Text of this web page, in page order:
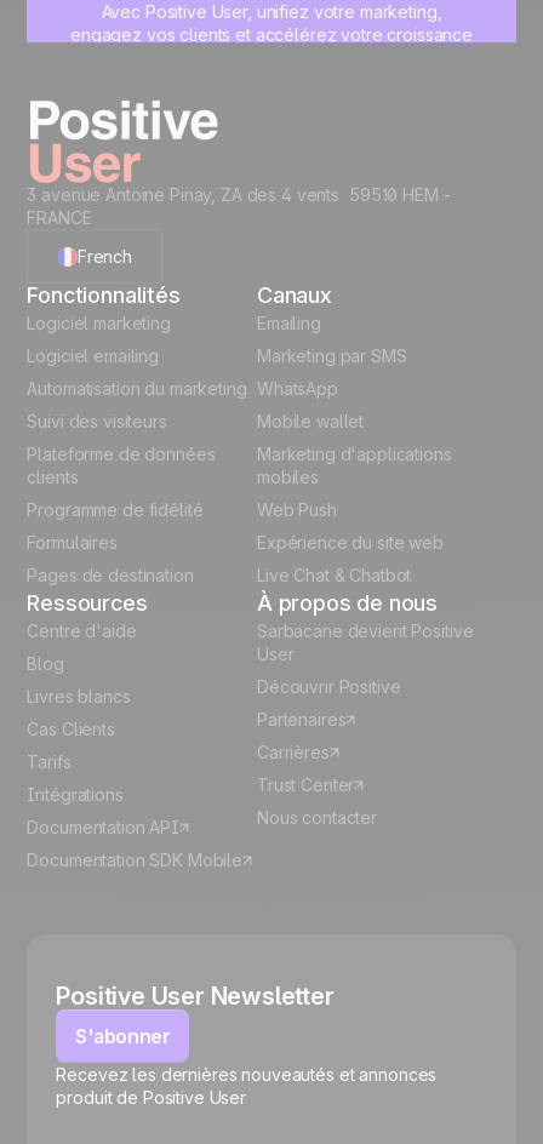
🍪
Avec Positive User, unifiez votre marketing,
engagez vos clients et accélérez votre croissance
Commencez maintenant
3 avenue Antoine Pinay, ZA des 4 vents 59510 HEM -
FRANCE
French
English
German
Italian
Fonctionnalités
Logiciel marketing
Logiciel emailing
Automatisation du marketing
Suivi des visiteurs
Plateforme de données
clients
Programme de fidélité
Formulaires
Pages de destination
Canaux
Emailing
Marketing par SMS
WhatsApp
Mobile wallet
Marketing d'applications
mobiles
Web Push
Expérience du site web
Live Chat & Chatbot
Ressources
Centre d'aide
Blog
Livres blancs
Cas Clients
Tarifs
Intégrations
Documentation API
Documentation SDK Mobile
À propos de nous
Sarbacane devient Positive
User
Découvrir Positive
Partenaires
Carrières
Trust Center
Nous contacter
Positive User Newsletter
S'abonner
Recevez les dernières nouveautés et annonces
produit de Positive User